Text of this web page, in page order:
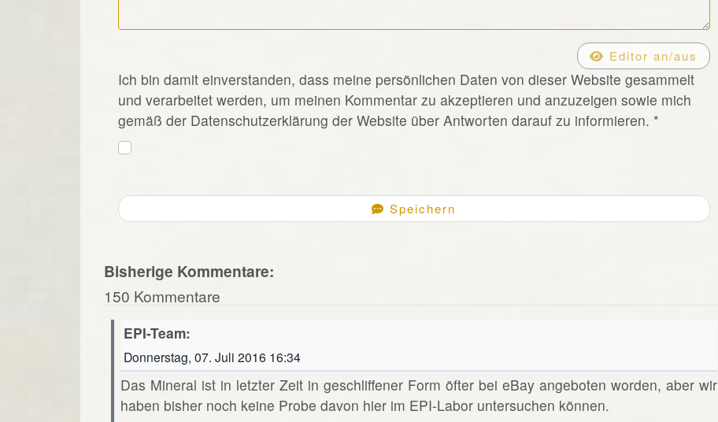
Editor an/aus
Ich bin damit einverstanden, dass meine persönlichen Daten von dieser Website gesammelt
und verarbeitet werden, um meinen Kommentar zu akzeptieren und anzuzeigen sowie mich
gemäß der Datenschutzerklärung der Website über Antworten darauf zu informieren. *
Speichern
Bisherige Kommentare:
150 Kommentare
EPI-Team:
Donnerstag, 07. Juli 2016 16:34
Das Mineral ist in letzter Zeit in geschliffener Form öfter bei eBay angeboten worden, aber wir
haben bisher noch keine Probe davon hier im EPI-Labor untersuchen können.